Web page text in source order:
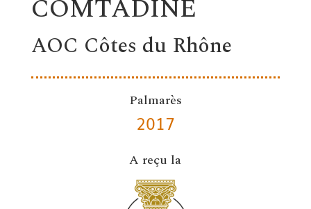
COMTADINE
AOC Côtes du Rhône
Palmarès
2017
A reçu la